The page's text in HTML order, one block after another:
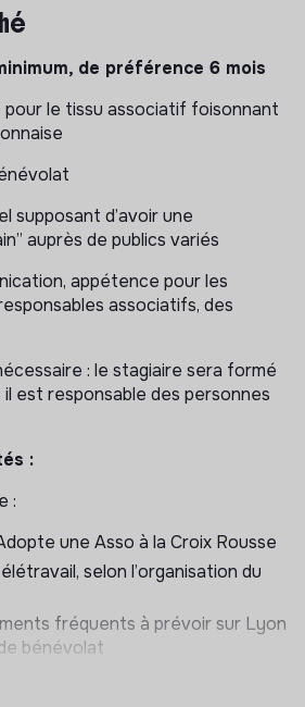
bienvenue pour créer de
avec énormément
d’Adopte une Asso sont
de handicap
les jeunes décrocheurs,
de l’emploi
une offre à destination
des événements inter-
Une Asso : chargé-e
des futurs bénévoles et la
associatifs
à :
des entretiens individuels
précarité, risque d’exclusion,
de préférence 6 mois
le tissu associatif foisonnant
supposant d’avoir une
auprès de publics variés
appétence pour les
associatifs, des
: le stagiaire sera formé
est responsable des personnes
:
:
une Asso à la Croix Rousse
selon l’organisation du
fréquents à prévoir sur Lyon
bénévolat
et entre Noël et jour de l’an.